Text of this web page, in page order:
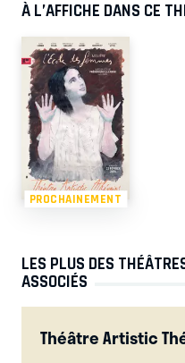
À L’AFFICHE DANS CE
PROCHAINEMENT
LES PLUS DES
ASSOCIÉS
Théâtre Artistic